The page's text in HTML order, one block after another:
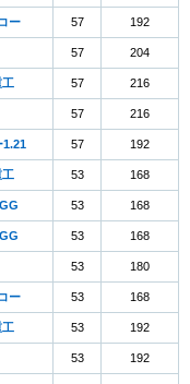
ー 57 192
57 204
57 216
57 216
1.21 57 192
53 168
53 168
53 168
53 180
ー 53 168
53 192
53 192